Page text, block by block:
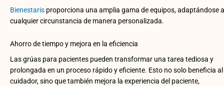
Bienestaris proporciona una amplia gama de equipos, adaptándose a
cualquier circunstancia de manera personalizada.
Ahorro de tiempo y mejora en la eficiencia
Las grúas para pacientes pueden transformar una tarea tediosa y
prolongada en un proceso rápido y eficiente. Esto no solo beneficia al
cuidador, sino que también mejora la experiencia del paciente,